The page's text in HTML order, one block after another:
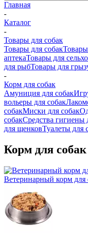
Главная
-
Каталог
-
Товары для собак
Товары для собак
аптекаТовары для
для рыбТовары для
-
Корм для собак
Амуниция для собак
вольеры для собак
собакМиски для собак
собакСредства гигиены
для щенковТуалеты для
Корм для
Ветеринарный корм для